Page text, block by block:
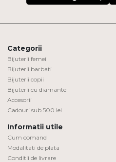
Categorii
Bijuterii femei
Bijuterii barbati
Bijuterii copii
Bijuterii cu diamante
Accesorii
Cadouri sub 500 lei
Informatii utile
Cum comand
Modalitati de plata
Conditii de livrare